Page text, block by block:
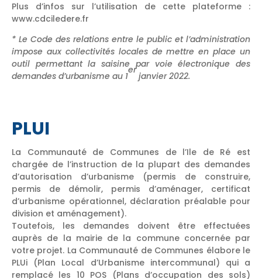
Plus d’infos sur l’utilisation de cette plateforme :
www.cdciledere.fr
* Le Code des relations entre le public et l’administration
impose aux collectivités locales de mettre en place un
outil permettant la saisine par voie électronique des
demandes d’urbanisme au 1
er
janvier 2022.
PLUI
La Communauté de Communes de l’Ile de Ré est
chargée de l’instruction de la plupart des demandes
d’autorisation d’urbanisme (permis de construire,
permis de démolir, permis d’aménager, certificat
d’urbanisme opérationnel, déclaration préalable pour
division et aménagement).
Toutefois, les demandes doivent être effectuées
auprès de la mairie de la commune concernée par
votre projet. La Communauté de Communes élabore le
PLUi (Plan Local d’Urbanisme intercommunal) qui a
remplacé les 10 POS (Plans d’occupation des sols)